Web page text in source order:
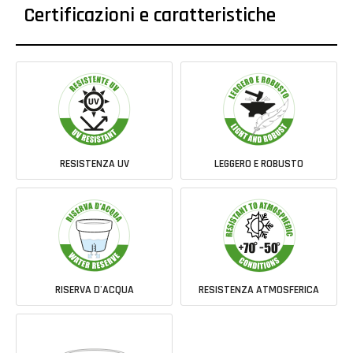
Certificazioni e caratteristiche
RESISTENZA UV LEGGERO E ROBUSTO
RISERVA D'ACQUA RESISTENZA ATMOSFERICA